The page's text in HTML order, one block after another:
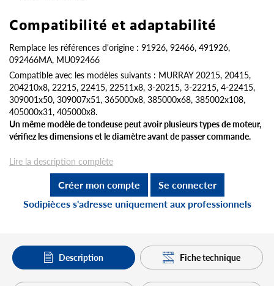
Compatibilité et adaptabilité
Remplace les références d'origine : 91926, 92466, 491926,
092466MA, MU092466
Compatible avec les modèles suivants : MURRAY 20215, 20415,
204210x8, 22215, 22415, 22511x8, 3-20215, 3-22215, 4-22415,
309001x50, 309007x51, 365000x8, 385000x68, 385002x108,
405000x31, 405000x8.
Un même modèle de tondeuse peut avoir plusieurs types de moteur,
vérifiez les dimensions et le diamètre avant de passer commande.
Lire la description complète
Créer mon compte
Se connecter
Sodipièces s'adresse uniquement aux professionnels
Description Fiche technique